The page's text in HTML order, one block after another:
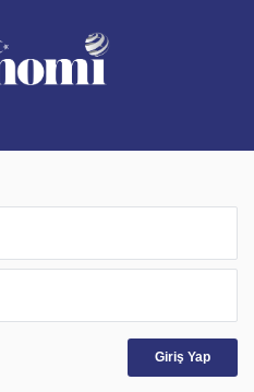
Giriş Yap